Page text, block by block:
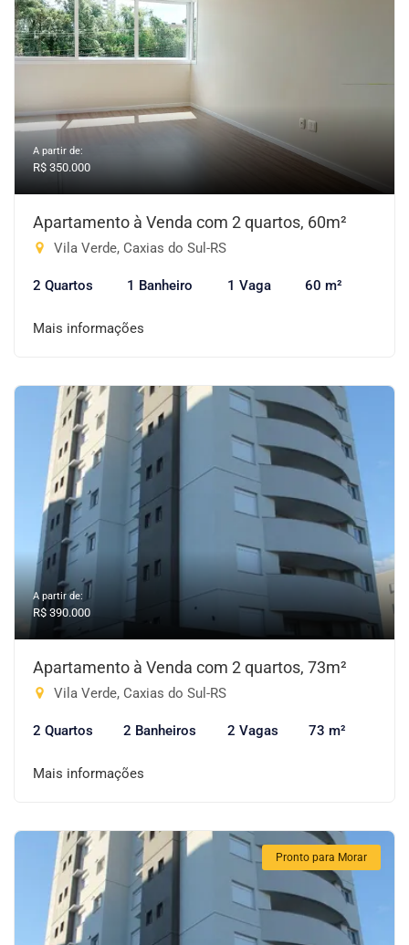
A partir de:
R$ 350.000
Apartamento à Venda com 2 quartos, 60m²
Vila Verde, Caxias do Sul-RS
2 Quartos 1 Banheiro 1 Vaga 60 m²
Mais informações
A partir de:
R$ 390.000
Apartamento à Venda com 2 quartos, 73m²
Vila Verde, Caxias do Sul-RS
2 Quartos 2 Banheiros 2 Vagas 73 m²
Mais informações
Pronto para Morar